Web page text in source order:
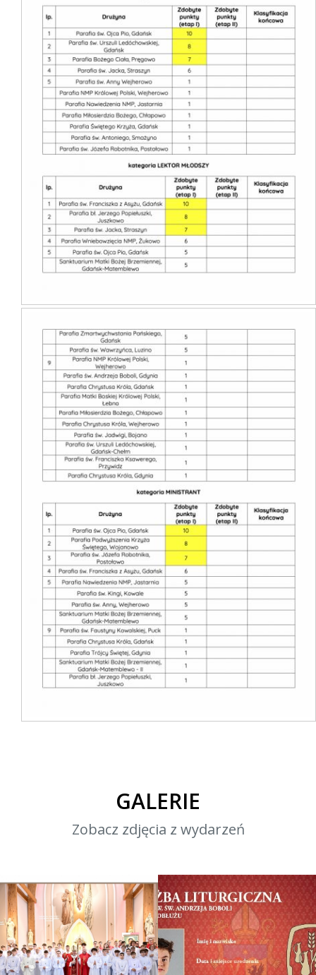
GALERIE
Zobacz zdjęcia z wydarzeń